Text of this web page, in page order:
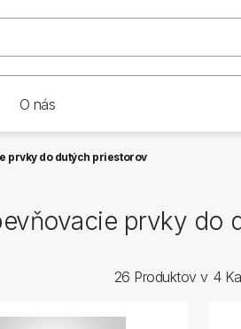
O nás
prvky do dutých priestorov
prvky do
26 Produktov v 4